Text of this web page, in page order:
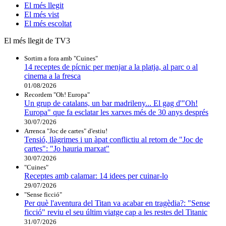
El més llegit
El més vist
El més escoltat
El més llegit de TV3
Sortim a fora amb "Cuines"
14 receptes de pícnic per menjar a la platja, al parc o al
cinema a la fresca
01/08/2026
Recordem "Oh! Europa"
Un grup de catalans, un bar madrileny... El gag d'"Oh!
Europa" que fa esclatar les xarxes més de 30 anys després
30/07/2026
Arrenca "Joc de cartes" d'estiu!
Tensió, llàgrimes i un àpat conflictiu al retorn de "Joc de
cartes": "Jo hauria marxat"
30/07/2026
"Cuines"
Receptes amb calamar: 14 idees per cuinar-lo
29/07/2026
"Sense ficció"
Per què l'aventura del Titan va acabar en tragèdia?: "Sense
ficció" reviu el seu últim viatge cap a les restes del Titanic
31/07/2026